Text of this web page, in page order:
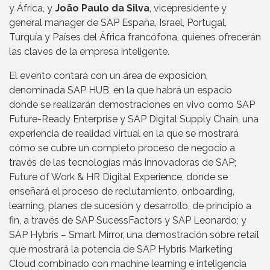
y África, y João Paulo da Silva, vicepresidente y
general manager de SAP España, Israel, Portugal,
Turquía y Países del África francófona, quienes ofrecerán
las claves de la empresa inteligente.
El evento contará con un área de exposición,
denominada SAP HUB, en la que habrá un espacio
donde se realizarán demostraciones en vivo como SAP
Future-Ready Enterprise y SAP Digital Supply Chain, una
experiencia de realidad virtual en la que se mostrará
cómo se cubre un completo proceso de negocio a
través de las tecnologías más innovadoras de SAP;
Future of Work & HR Digital Experience, donde se
enseñará el proceso de reclutamiento, onboarding,
learning, planes de sucesión y desarrollo, de principio a
fin, a través de SAP SucessFactors y SAP Leonardo; y
SAP Hybris – Smart Mirror, una demostración sobre retail
que mostrará la potencia de SAP Hybris Marketing
Cloud combinado con machine learning e inteligencia